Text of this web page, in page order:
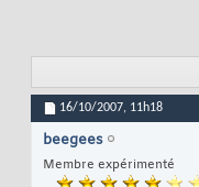
16/10/2007, 11h18
beegees
Membre expérimenté